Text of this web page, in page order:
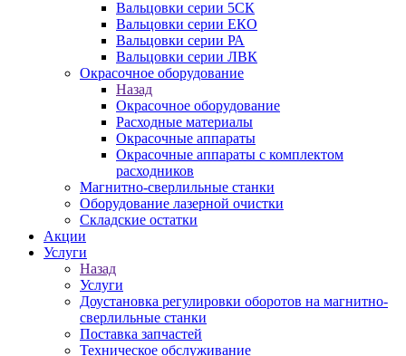
Вальцовки серии 5СК
Вальцовки серии ЕКО
Вальцовки серии РА
Вальцовки серии ЛВК
Окрасочное оборудование
Назад
Окрасочное оборудование
Расходные материалы
Окрасочные аппараты
Окрасочные аппараты с комплектом
расходников
Магнитно-сверлильные станки
Оборудование лазерной очистки
Складские остатки
Акции
Услуги
Назад
Услуги
Доустановка регулировки оборотов на магнитно-
сверлильные станки
Поставка запчастей
Техническое обслуживание